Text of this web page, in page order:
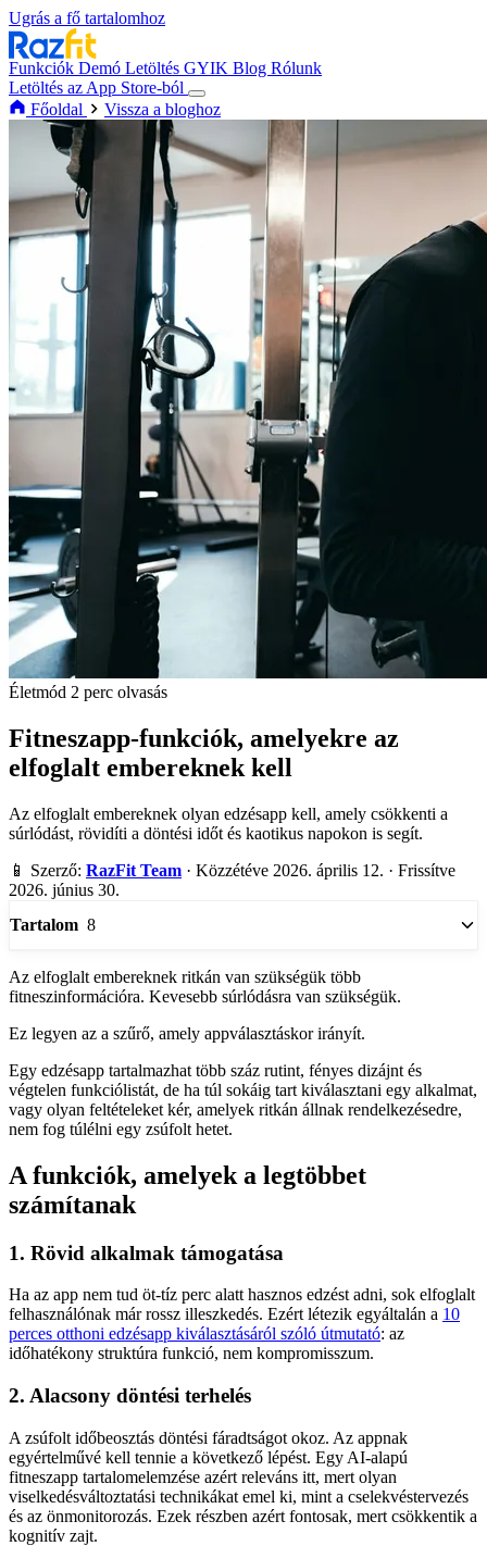
Ugrás a fő tartalomhoz
Funkciók Demó Letöltés GYIK Blog Rólunk
Letöltés az App Store-ból
Főoldal
Vissza a bloghoz
Életmód 2 perc olvasás
Fitneszapp-funkciók, amelyekre az
elfoglalt embereknek kell
Az elfoglalt embereknek olyan edzésapp kell, amely csökkenti a
súrlódást, rövidíti a döntési időt és kaotikus napokon is segít.
📱
Szerző: RazFit Team · Közzétéve 2026. április 12. · Frissítve
2026. június 30.
Tartalom 8
Az elfoglalt embereknek ritkán van szükségük több
fitneszinformációra. Kevesebb súrlódásra van szükségük.
Ez legyen az a szűrő, amely appválasztáskor irányít.
Egy edzésapp tartalmazhat több száz rutint, fényes dizájnt és
végtelen funkciólistát, de ha túl sokáig tart kiválasztani egy alkalmat,
vagy olyan feltételeket kér, amelyek ritkán állnak rendelkezésedre,
nem fog túlélni egy zsúfolt hetet.
A funkciók, amelyek a legtöbbet
számítanak
1. Rövid alkalmak támogatása
Ha az app nem tud öt-tíz perc alatt hasznos edzést adni, sok elfoglalt
felhasználónak már rossz illeszkedés. Ezért létezik egyáltalán a 10
perces otthoni edzésapp kiválasztásáról szóló útmutató: az
időhatékony struktúra funkció, nem kompromisszum.
2. Alacsony döntési terhelés
A zsúfolt időbeosztás döntési fáradtságot okoz. Az appnak
egyértelművé kell tennie a következő lépést. Egy AI-alapú
fitneszapp tartalomelemzése azért releváns itt, mert olyan
viselkedésváltoztatási technikákat emel ki, mint a cselekvéstervezés
és az önmonitorozás. Ezek részben azért fontosak, mert csökkentik a
kognitív zajt.